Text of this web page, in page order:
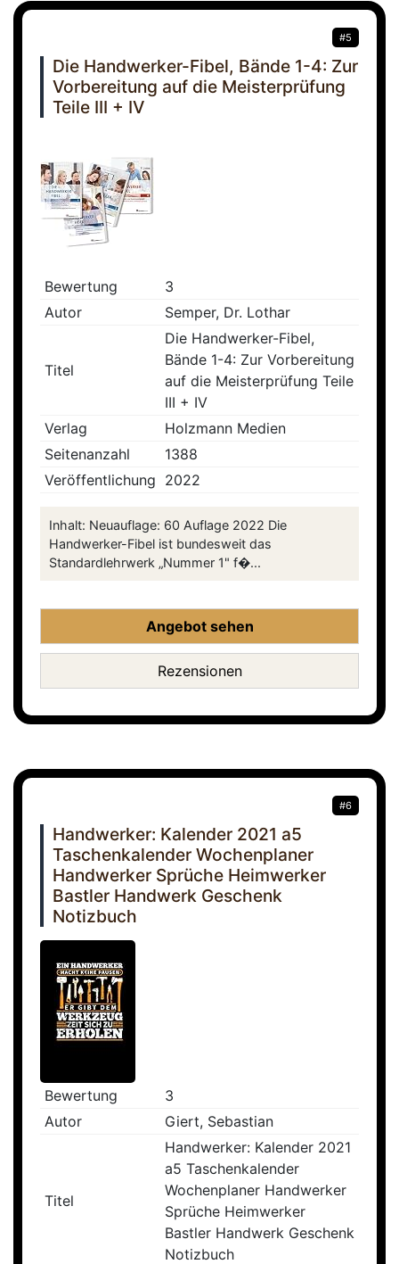
#5
Die Handwerker-Fibel, Bände 1-4: Zur
Vorbereitung auf die Meisterprüfung
Teile III + IV
Bewertung
3
Autor
Semper, Dr. Lothar
Titel
Die Handwerker-Fibel,
Bände 1-4: Zur Vorbereitung
auf die Meisterprüfung Teile
III + IV
Verlag
Holzmann Medien
Seitenanzahl
1388
Veröffentlichung 2022
Inhalt: Neuauflage: 60 Auflage 2022 Die
Handwerker-Fibel ist bundesweit das
Standardlehrwerk „Nummer 1" f�...
Angebot sehen
Rezensionen
#6
Handwerker: Kalender 2021 a5
Taschenkalender Wochenplaner
Handwerker Sprüche Heimwerker
Bastler Handwerk Geschenk
Notizbuch
Bewertung
3
Autor
Giert, Sebastian
Titel
Handwerker: Kalender 2021
a5 Taschenkalender
Wochenplaner Handwerker
Sprüche Heimwerker
Bastler Handwerk Geschenk
Notizbuch